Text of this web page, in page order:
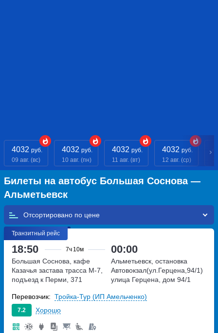
4032 руб.
09 авг. (вс)
4032 руб.
10 авг. (пн)
4032 руб.
11 авг. (вт)
4032 руб.
12 авг. (ср)
Билеты на автобус Большая Соснова —
Альметьевск
Отсортировано по
Транзитный рейс
18:50 7ч 10м 00:00
Большая Соснова, кафе
Казачья застава трасса М-7,
подъезд к Перми, 371
Альметьевск, остановка
Автовокзал(ул.Герцена,94/1)
улица Герцена, дом 94/1
7.2 Хорошо
Перевозчик: Тройка-Тур (ИП Амельченко)